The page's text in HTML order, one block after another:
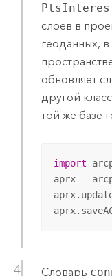
слоев в
геоданных,
обновляет
другой
той же базе
import
aprx =
Словарь